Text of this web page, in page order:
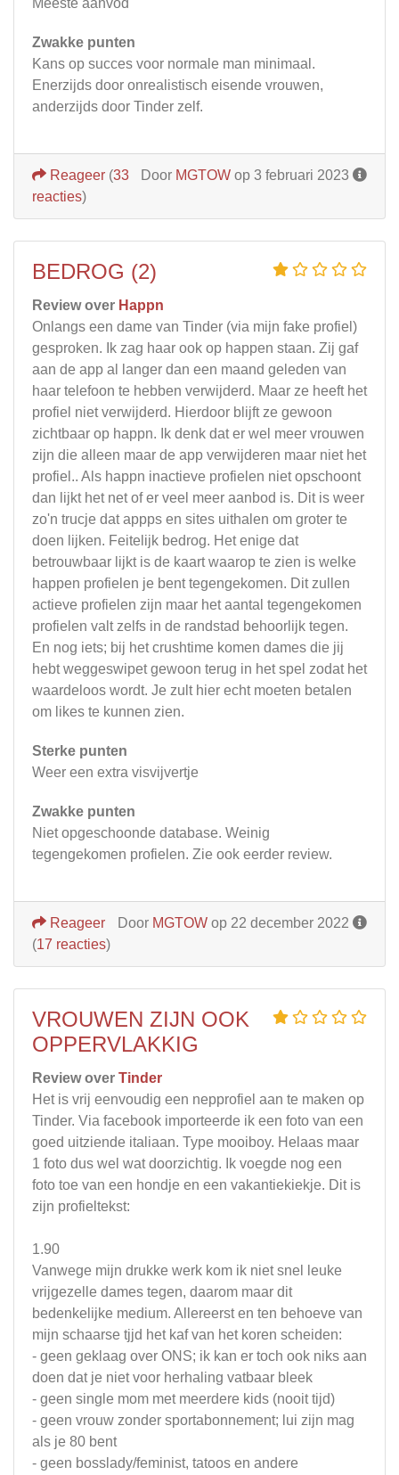
Zwakke punten
Kans op succes voor normale man minimaal.
Enerzijds door onrealistisch eisende vrouwen,
anderzijds door Tinder zelf.
Door MGTOW op 3 februari 2023
Reageer (33
reacties)
BEDROG (2)
Review over Happn
Onlangs een dame van Tinder (via mijn fake profiel)
gesproken. Ik zag haar ook op happen staan. Zij gaf
aan de app al langer dan een maand geleden van
haar telefoon te hebben verwijderd. Maar ze heeft het
profiel niet verwijderd. Hierdoor blijft ze gewoon
zichtbaar op happn. Ik denk dat er wel meer vrouwen
zijn die alleen maar de app verwijderen maar niet het
profiel.. Als happn inactieve profielen niet opschoont
dan lijkt het net of er veel meer aanbod is. Dit is weer
zo'n trucje dat appps en sites uithalen om groter te
doen lijken. Feitelijk bedrog. Het enige dat
betrouwbaar lijkt is de kaart waarop te zien is welke
happen profielen je bent tegengekomen. Dit zullen
actieve profielen zijn maar het aantal tegengekomen
profielen valt zelfs in de randstad behoorlijk tegen.
En nog iets; bij het crushtime komen dames die jij
hebt weggeswipet gewoon terug in het spel zodat het
waardeloos wordt. Je zult hier echt moeten betalen
om likes te kunnen zien.
Sterke punten
Weer een extra visvijvertje
Zwakke punten
Niet opgeschoonde database. Weinig
tegengekomen profielen. Zie ook eerder review.
Door MGTOW op 22 december 2022
Reageer
(17 reacties)
VROUWEN ZIJN OOK
OPPERVLAKKIG
Review over Tinder
Het is vrij eenvoudig een nepprofiel aan te maken op
Tinder. Via facebook importeerde ik een foto van een
goed uitziende italiaan. Type mooiboy. Helaas maar
1 foto dus wel wat doorzichtig. Ik voegde nog een
foto toe van een hondje en een vakantiekiekje. Dit is
zijn profieltekst:
1.90
Vanwege mijn drukke werk kom ik niet snel leuke
vrijgezelle dames tegen, daarom maar dit
bedenkelijke medium. Allereerst en ten behoeve van
mijn schaarse tjjd het kaf van het koren scheiden:
- geen geklaag over ONS; ik kan er toch ook niks aan
doen dat je niet voor herhaling vatbaar bleek
- geen single mom met meerdere kids (nooit tijd)
- geen vrouw zonder sportabonnement; lui zijn mag
als je 80 bent
- geen bosslady/feminist, tatoos en andere